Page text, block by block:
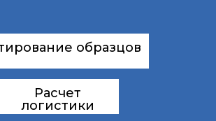
образцов
Расчет
логистики